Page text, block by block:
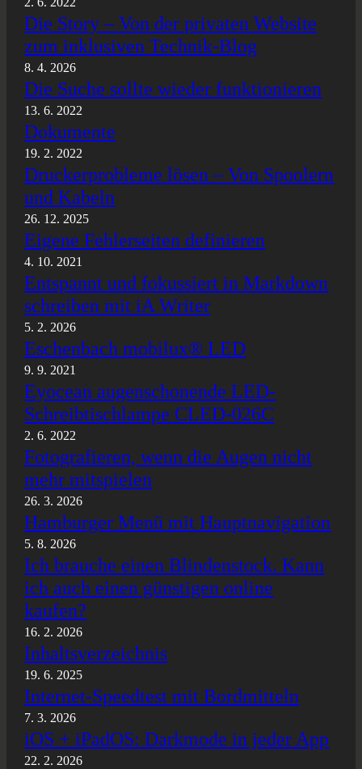
Die Story – Von der privaten Website
zum inklusiven Technik-Blog
8. 4. 2026
Die Suche sollte wieder funktionieren
13. 6. 2022
Dokumente
19. 2. 2022
Druckerprobleme lösen – Von Spoolern
und Kabeln
26. 12. 2025
Eigene Fehlerseiten definieren
4. 10. 2021
Entspannt und fokussiert in Markdown
schreiben mit iA Writer
5. 2. 2026
Eschenbach mobilux® LED
9. 9. 2021
Eyocean augenschonende LED-
Schreibtischlampe CLED-026C
2. 6. 2022
Fotografieren, wenn die Augen nicht
mehr mitspielen
26. 3. 2026
Hamburger Menü mit Hauptnavigation
5. 8. 2026
Ich brauche einen Blindenstock. Kann
ich auch einen günstigen online
kaufen?
16. 2. 2026
Inhaltsverzeichnis
19. 6. 2025
Internet-Speedtest mit Bordmitteln
7. 3. 2026
iOS + iPadOS: Darkmode in jeder App
22. 2. 2026